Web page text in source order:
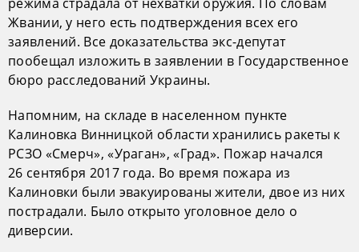
Жвании, у него есть подтверждения всех его
заявлений. Все доказательства экс-депутат
пообещал изложить в заявлении в Государственное
бюро расследований Украины.
Напомним, на складе в населенном пункте
Калиновка Винницкой области хранились ракеты к
РСЗО «Смерч», «Ураган», «Град». Пожар начался
26 сентября 2017 года. Во время пожара из
Калиновки были эвакуированы жители, двое из них
пострадали. Было открыто уголовное дело о
диверсии.